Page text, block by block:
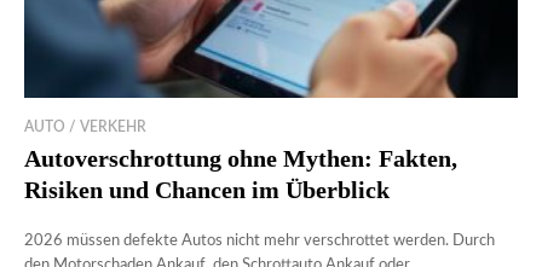
AUTO / VERKEHR
Autoverschrottung ohne Mythen: Fakten,
Risiken und Chancen im Überblick
2026 müssen defekte Autos nicht mehr verschrottet werden. Durch